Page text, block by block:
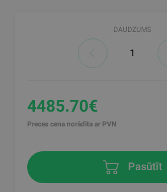
DAUDZUMS
4485.70€
Preces cena norādīta ar PVN
Pasūtīt